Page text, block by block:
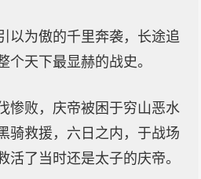
以为傲的千里奔袭，长途追
个天下最显赫的战史。
惨败，庆帝被困于穷山恶水
骑救援，六日之内，于战场
活了当时还是太子的庆帝。